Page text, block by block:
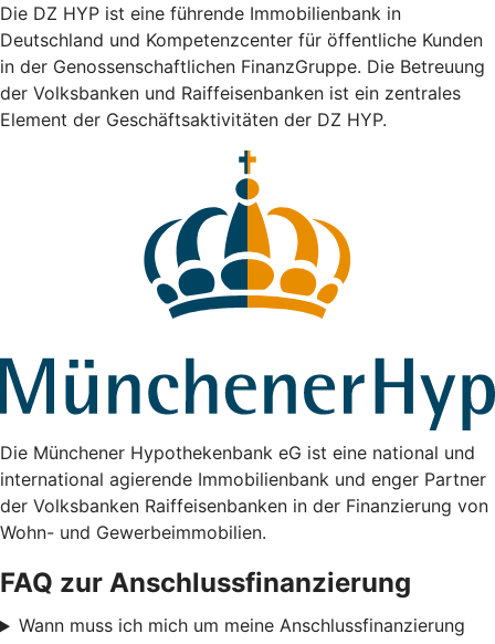
Die DZ HYP ist eine führende Immobilienbank in
Deutschland und Kompetenzcenter für öffentliche Kunden
in der Genossenschaftlichen FinanzGruppe. Die Betreuung
der Volksbanken und Raiffeisenbanken ist ein zentrales
Element der Geschäftsaktivitäten der DZ HYP.
Die Münchener Hypothekenbank eG ist eine national und
international agierende Immobilienbank und enger Partner
der Volksbanken Raiffeisenbanken in der Finanzierung von
Wohn- und Gewerbeimmobilien.
FAQ zur Anschlussfinanzierung
Wann muss ich mich um meine Anschlussfinanzierung